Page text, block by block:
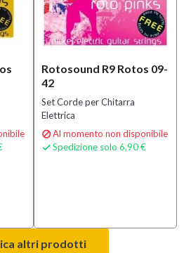
Rotosound R9 Rotos 09-
42
Set Corde per Chitarra
Elettrica
Al momento non disponibile
 Spedizione solo 6,90 €
altri prodotti